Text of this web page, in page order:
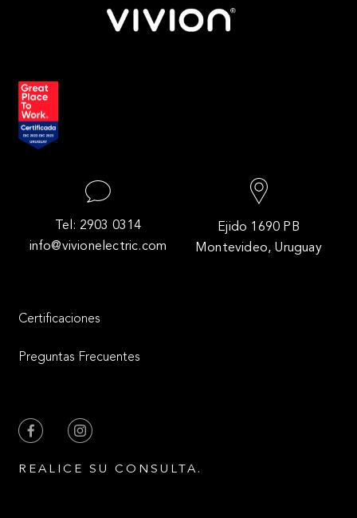
Tel: 2903 0314
info@vivionelectric.com
Ejido 1690 PB
Montevideo, Uruguay
Certificaciones
Preguntas Frecuentes
REALICE SU CONSULTA.